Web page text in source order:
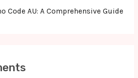
Code AU: A Comprehensive Guide